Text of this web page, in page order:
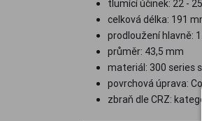
tlumící účinek: 22 -
celková délka: 191
prodloužení hlavně:
průměr: 43,5 mm
materiál: 300 series
povrchová úprava:
zbraň dle CRZ: